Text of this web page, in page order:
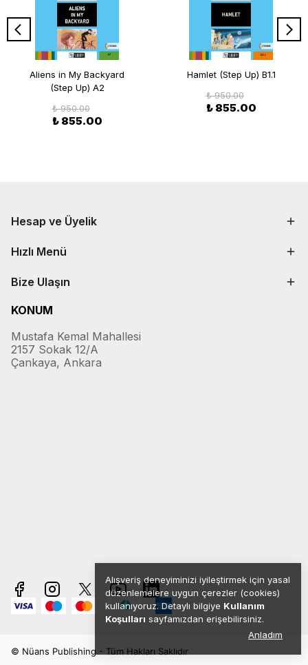
Alışveriş deneyiminizi iyileştirmek için yasal
düzenlemelere uygun çerezler (cookies)
kullanıyoruz. Detaylı bilgiye Kullanım
Koşulları sayfamızdan erişebilirsiniz.
Anladım
Aliens in My Backyard
(Step Up) A2
₺ 950.00
₺ 855.00
Hamlet (Step Up) B1.1
₺ 950.00
₺ 855.00
Hesap ve Üyelik
Hızlı Menü
Bize Ulaşın
KONUM
Mustafa Kemal Mahallesi
2157 Sokak 12/A
Çankaya, Ankara
© Nüans Publishing - Tüm Hakları Saklıdır